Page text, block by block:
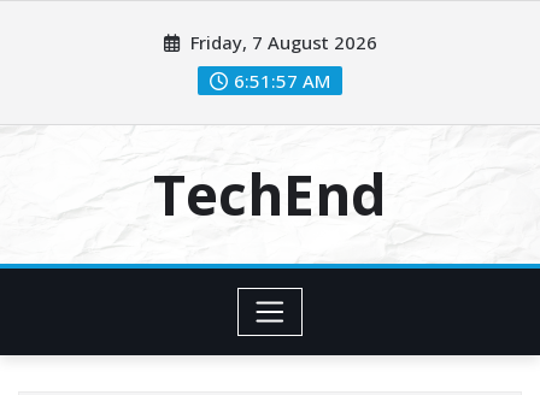
Friday, 7 August 2026
6:51:58 AM
TechEnd